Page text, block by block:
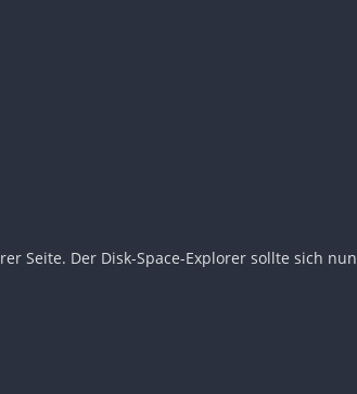
Seite. Der Disk-Space-Explorer sollte sich nun